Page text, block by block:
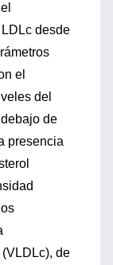
desde
el
del
de
presencia
de